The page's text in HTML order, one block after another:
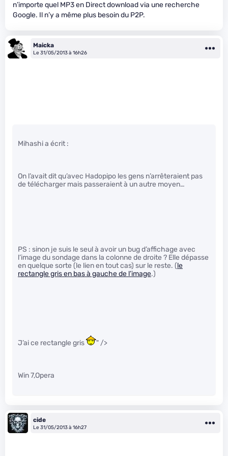
n’importe quel MP3 en Direct download via une recherche
Google. Il n’y a même plus besoin du P2P.
Maicka
Le 31/05/2013 à 16h26
Mihashi a écrit :
On l’avait dit qu’avec Hadopipo les gens n’arrêteraient pas
de télécharger mais passeraient à un autre moyen…
PS : sinon je suis le seul à avoir un bug d’affichage avec
l’image du sondage dans la colonne de droite ? Elle dépasse
en quelque sorte (le lien en tout cas) sur le reste. (le
rectangle gris en bas à gauche de l’image.)
J’ai ce rectangle gris " />
Win 7,Opera
cide
Le 31/05/2013 à 16h27